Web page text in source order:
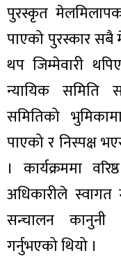
पुरस्कृत
पाएको पुरस्कार
थप जिम्मेवारी
न्यायिक समिति
समितिको
पाएको र निस्पक्ष
। कार्यक्रममा
अधिकारीले स्वागत
सन्चालन कानुनी
गर्नुभएको थियो ।